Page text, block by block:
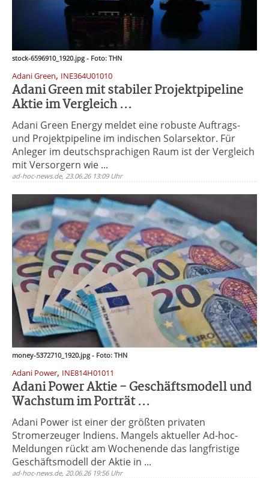
stock-6596910_1920.jpg - Foto: THN
Adani Green, INE364U01010
Adani Green mit stabiler Projektpipeline
Aktie im Vergleich ...
Adani Green Energy meldet eine robuste Auftrags-
und Projektpipeline im indischen Solarsektor. Für
Anleger im deutschsprachigen Raum ist der Vergleich
mit Versorgern wie ...
ad-hoc-news.de, 23.06.26 13:09 Uhr
money-5372710_1920.jpg - Foto: THN
Adani Power, INE814H01011
Adani Power Aktie - Geschäftsmodell und
Wachstum im Porträt ...
Adani Power ist einer der größten privaten
Stromerzeuger Indiens. Mangels aktueller Ad-hoc-
Meldungen rückt am Wochenende das langfristige
Geschäftsmodell der Aktie in ...
ad-hoc-news.de, 20.06.26 19:56 Uhr